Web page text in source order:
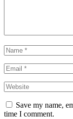
Save my name,
time I comment.